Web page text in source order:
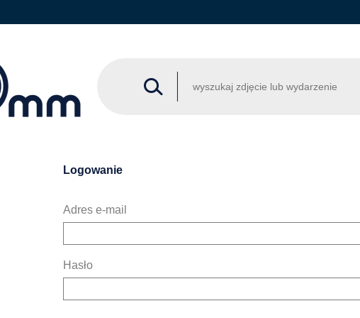
Logowanie
Adres e-mail
Hasło